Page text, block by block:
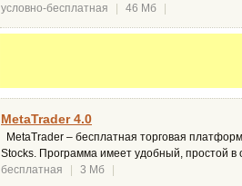
условно-бесплатная
46 Мб
MetaTrader 4.0
MetaTrader – бесплатная торговая
Stocks. Программа имеет удобный, простой
бесплатная
3 Мб